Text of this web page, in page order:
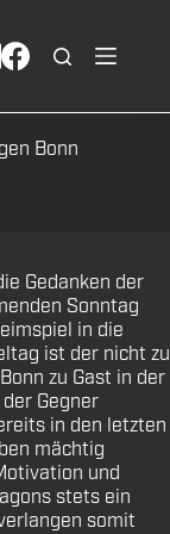
Bonn
Gedanken der
Sonntag
in die
ist der nicht zu
zu Gast in der
Gegner
in den letzten
mächtig
und
stets ein
somit